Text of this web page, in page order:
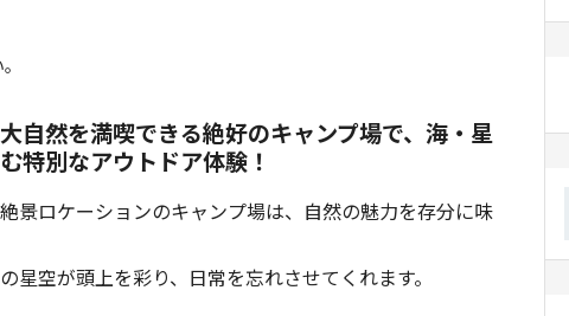
自然を満喫できる絶好のキャンプ場で、海・星
特別なアウトドア体験！
景ロケーションのキャンプ場は、自然の魅力を存分に味
空が頭上を彩り、日常を忘れさせてくれます。